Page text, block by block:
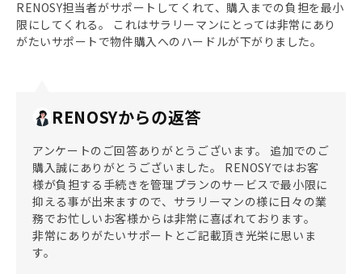
RENOSY担当者がサポートしてくれて、購入までの負担を最小
限にしてくれる。 これはサラリーマンにとっては非常にあり
がたいサポートで物件購入へのハードルが下がりました。
RENOSYからの返答
アンケートのご回答ありがとうございます。 追加でのご
購入誠にありがとうございました。 RENOSYではお客
様が負担する手続きを管理プランのサービスで最小限に
抑える事が出来ますので、サラリーマンの様に日々の業
務でお忙しいお客様からは非常に喜ばれております。
非常にありがたいサポートとご記載頂き光栄に思いま
す。